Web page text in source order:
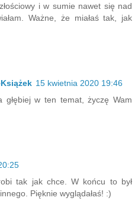
i w sumie nawet się nad
Ważne, że miałaś tak, jak
15 kwietnia 2020 19:46
głębiej w ten temat, życzę Wam
tak jak chce. W końcu to był
Pięknie wyglądałaś! :)